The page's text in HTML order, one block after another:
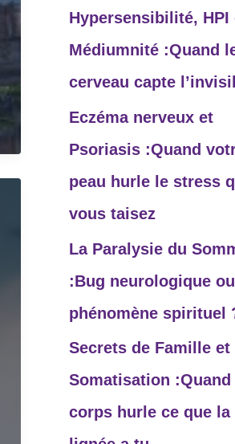
c
h
:
Hypersensibilité, HPI
Médiumnité :Quand
cerveau capte
Eczéma nerveux et
Psoriasis :Quand
peau hurle le stress
vous taisez
La Paralysie du
:Bug neurologique ou
phénomène spirituel
Secrets de Famille et
Somatisation
corps hurle ce que la